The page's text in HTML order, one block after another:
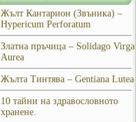
Жълт Кантарион (Звъника) –
Hypericum Perforatum
Златна пръчица – Solidago Virga
Aurea
Жълта Тинтява – Gentiana Lutea
10 тайни на здравословното
хранене.